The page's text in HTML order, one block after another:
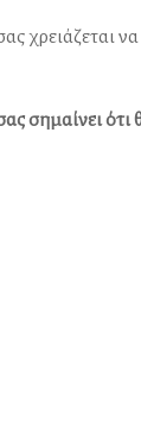
χρειάζεται
σημαίνει